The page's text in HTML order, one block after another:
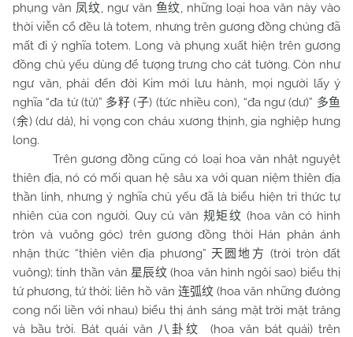
phụng văn 凤纹, ngư văn 鱼纹, những loại hoa văn này vào
thời viễn cổ đều là totem, nhưng trên gương đồng chúng đã
mất đi ý nghĩa totem. Long và phụng xuất hiện trên gương
đồng chủ yếu dùng để tượng trưng cho cát tường. Còn như
ngư văn, phải đến đời Kim mới lưu hành, mọi người lấy ý
nghĩa “đa tử (tử)” 多籽 (子) (tức nhiều con), “đa ngư (dư)” 多鱼
(余) (dư dả), hi vọng con cháu xương thịnh, gia nghiệp hưng
long.
Trên gương đồng cũng có loại hoa văn nhật nguyệt
thiên địa, nó có mối quan hệ sâu xa với quan niệm thiên địa
thần linh, nhưng ý nghĩa chủ yếu đã là biểu hiện tri thức tự
nhiên của con người. Quy củ văn 规矩纹 (hoa văn có hình
tròn và vuông góc) trên gương đồng thời Hán phản ánh
nhận thức “thiên viên địa phương” 天圆地方 (trời tròn đất
vuông); tinh thần văn 星辰纹 (hoa văn hình ngôi sao) biểu thị
tứ phương, tứ thời; liên hồ văn 连弧纹 (hoa văn những đường
cong nối liền với nhau) biểu thị ánh sáng mặt trời mặt trăng
và bầu trời. Bát quái văn 八卦纹
(hoa văn bát quái) trên